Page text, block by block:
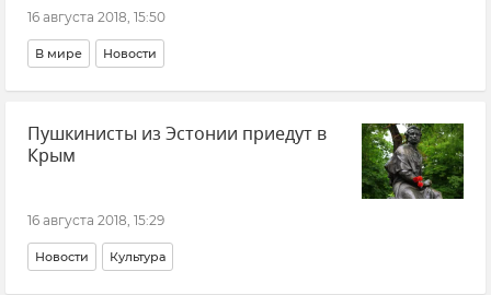
16 августа 2018, 15:50
В мире Новости
Пушкинисты из Эстонии приедут в
Крым
16 августа 2018, 15:29
Новости Культура